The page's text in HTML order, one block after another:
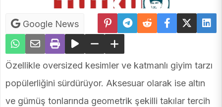
Google News
Özellikle oversized kesimler ve katmanlı giyim tarzı
popülerliğini sürdürüyor. Aksesuar olarak ise altın
ve gümüş tonlarında geometrik şekilli takılar tercih